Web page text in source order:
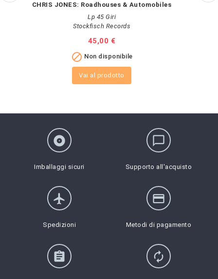
CHRIS JONES: Roadhouses & Automobiles
Lp 45 Giri
Stockfisch Records
Prezzo
45,00 €
 Non disponibile
Vai al prodotto
album
Imballaggi sicuri
chat_bubble_outline
Supporto all'acquisto
flight
Spedizioni
credit_card
Metodi di pagamento
assignment autorenew